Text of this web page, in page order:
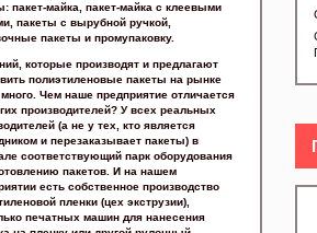
пакет-майка, пакет-майка с клеевыми
пакеты с вырубной ручкой,
пакеты и промупаковку.
которые производят и предлагают
полиэтиленовые пакеты на рынке
Чем наше предприятие отличается
производителей? У всех реальных
(а не у тех, кто является
и перезаказывает пакеты) в
соответствующий парк оборудования
пакетов. И на нашем
есть собственное производство
пленки (цех экструзии),
печатных машин для нанесения